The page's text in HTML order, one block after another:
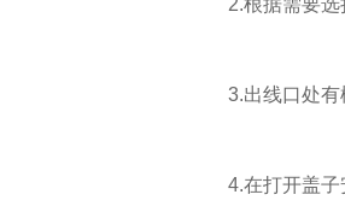
2.根据需要选
3.出线口处有橡
4.在打开盖子安